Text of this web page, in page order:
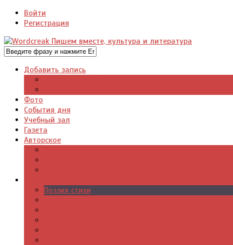
Войти
Регистрация
Добавить запись
Фото
События дня
Учебный зал
Газета
Авторское
Поэзия стихи